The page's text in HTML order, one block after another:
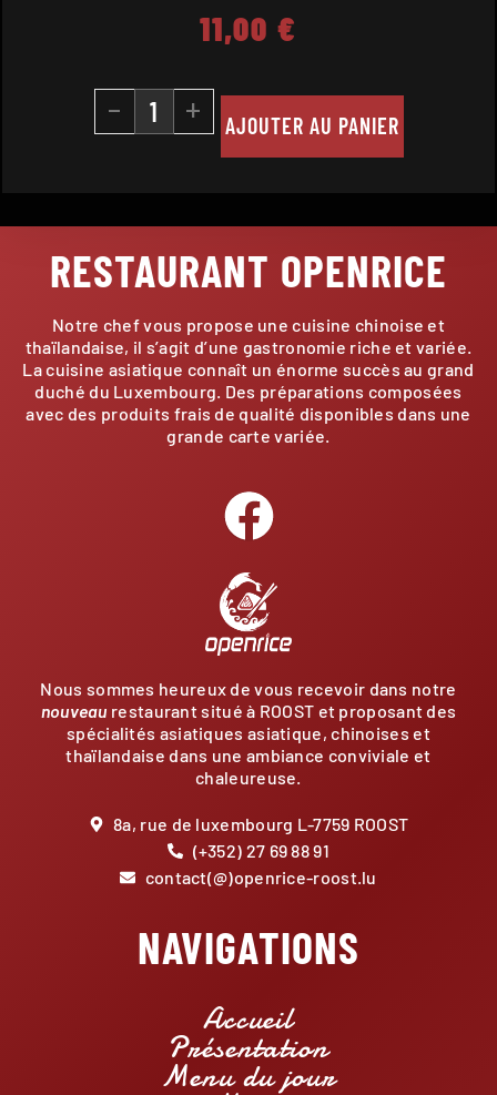
11,00 €
- + AJOUTER AU PANIER
RESTAURANT OPENRICE
Notre chef vous propose une cuisine chinoise et
thaïlandaise, il s’agit d’une gastronomie riche et variée.
La cuisine asiatique connaît un énorme succès au grand
duché du Luxembourg. Des préparations composées
avec des produits frais de qualité disponibles dans une
grande carte variée.
Nous sommes heureux de vous recevoir dans notre
nouveau restaurant situé à ROOST et proposant des
spécialités asiatiques asiatique, chinoises et
thaïlandaise dans une ambiance conviviale et
chaleureuse.
8a, rue de luxembourg L-7759 ROOST
(+352) 27 69 88 91
contact(@)openrice-roost.lu
NAVIGATIONS
Accueil
Présentation
Menu du jour